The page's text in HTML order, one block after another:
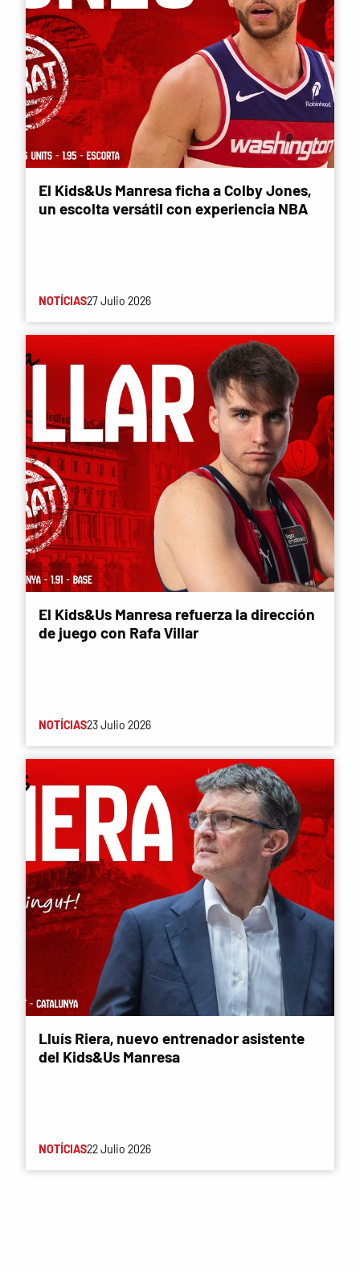
El Kids&Us Manresa ficha a Colby Jones,
un escolta versátil con experiencia NBA
NOTÍCIAS27 Julio 2026
El Kids&Us Manresa refuerza la dirección
de juego con Rafa Villar
NOTÍCIAS23 Julio 2026
Lluís Riera, nuevo entrenador asistente
del Kids&Us Manresa
NOTÍCIAS22 Julio 2026